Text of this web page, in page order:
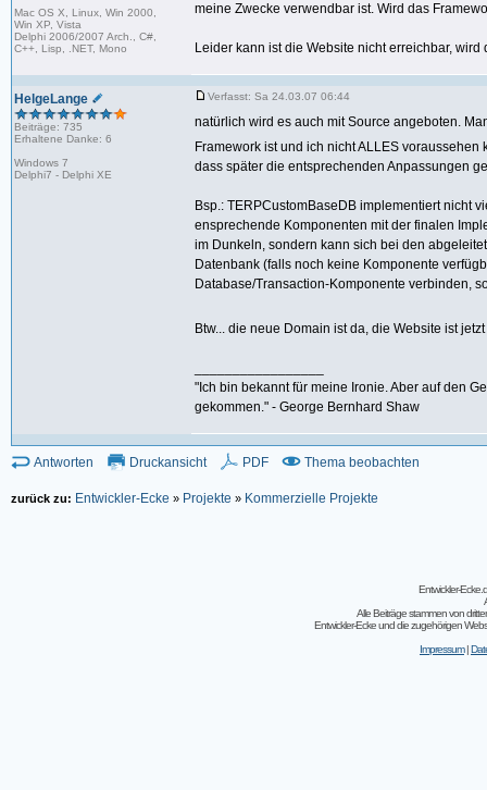
Mac OS X, Linux, Win 2000,
Win XP, Vista
Delphi 2006/2007 Arch., C#,
C++, Lisp, .NET, Mono
meine Zwecke verwendbar ist. Wird das
Leider kann ist die Website nicht erreichbar,
HelgeLange
Beiträge: 735
Erhaltene Danke: 6
Windows 7
Delphi7 - Delphi XE
Verfasst: Sa 24.03.07 06:44
natürlich wird es auch mit Source angeboten.
Framework ist und ich nicht ALLES voraussehen
dass später die entsprechenden Anpassungen
Bsp.: TERPCustomBaseDB implementiert nicht
ensprechende Komponenten mit der finalen
im Dunkeln, sondern kann sich bei den
Datenbank (falls noch keine Komponente
Database/Transaction-Komponente verbinden,
Btw... die neue Domain ist da, die Website ist
"Ich bin bekannt für meine Ironie. Aber auf den
gekommen." - George Bernhard Shaw
Antworten Druckansicht PDF Thema beobachten
zurück zu: Entwickler-Ecke » Projekte » Kommerzielle Projekte
Entwickler-
Alle Beiträge stammen von
Entwickler-Ecke und die zugehörigen
Impressum|